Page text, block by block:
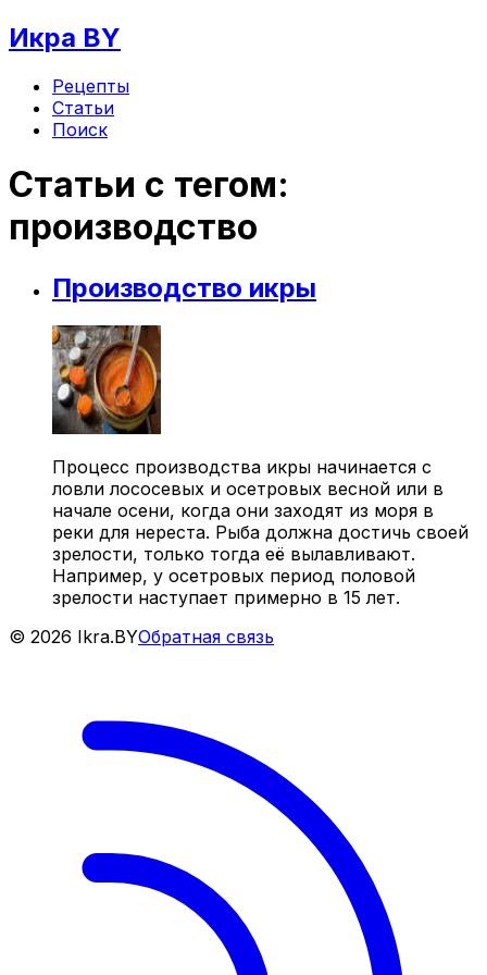
Икра BY
Рецепты
Статьи
Поиск
Статьи с тегом:
производство
Производство икры
Процесс производства икры начинается с
ловли лососевых и осетровых весной или в
начале осени, когда они заходят из моря в
реки для нереста. Рыба должна достичь своей
зрелости, только тогда её вылавливают.
Например, у осетровых период половой
зрелости наступает примерно в 15 лет.
© 2026 Ikra.BYОбратная связь